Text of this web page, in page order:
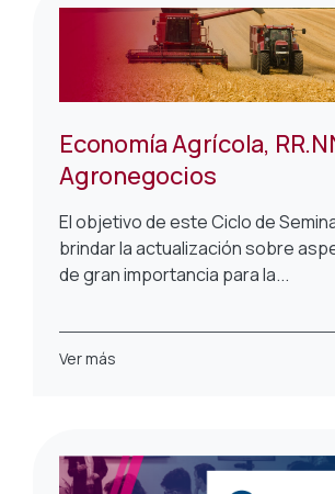
Economía Agrícola,
Agronegocios
El objetivo de este Ciclo de
brindar la actualización sobre
de gran importancia para la...
Ver más